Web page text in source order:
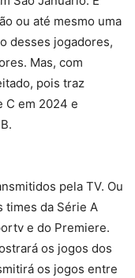
ou até mesmo uma
desses jogadores,
Mas, com
pois traz
C em 2024 e
pela TV. Ou
times da Série A
e do Premiere.
os jogos dos
os jogos entre